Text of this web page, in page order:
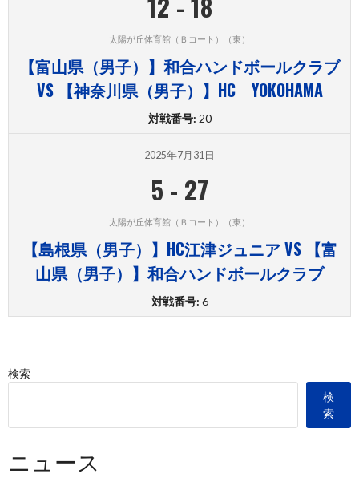
太陽が丘体育館（Ｂコート）（東）
【富山県（男子）】和合ハンドボールクラブ
VS 【神奈川県（男子）】HC YOKOHAMA
対戦番号: 20
2025年7月31日
5 - 27
太陽が丘体育館（Ｂコート）（東）
【島根県（男子）】HC江津ジュニア VS 【富
山県（男子）】和合ハンドボールクラブ
対戦番号: 6
検索
検
索
ニュース